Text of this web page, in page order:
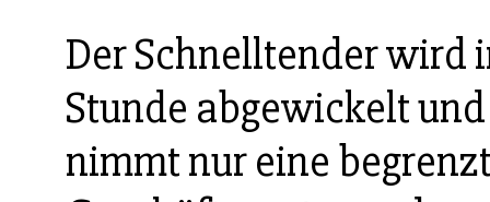
Der Schnelltender wird
Stunde abgewickelt
nimmt nur eine